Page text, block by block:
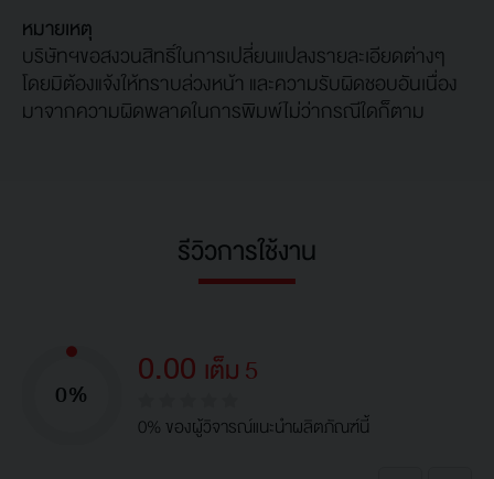
หมายเหตุ
บริษัทฯขอสงวนสิทธิ์ในการเปลี่ยนแปลงรายละเอียดต่างๆ
โดยมิต้องแจ้งให้ทราบล่วงหน้า และความรับผิดชอบอันเนื่อง
มาจากความผิดพลาดในการพิมพ์ไม่ว่ากรณีใดก็ตาม
รีวิวการใช้งาน
0% 0.00 เต็ม 5
0% ของผู้วิจารณ์แนะนำผลิตภัณฑ์นี้